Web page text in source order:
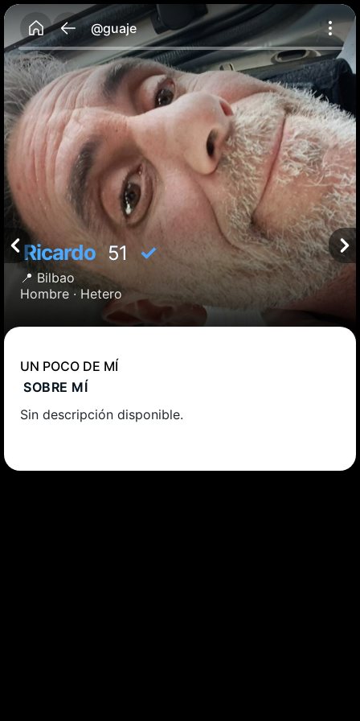
@guaje
Ricardo51 ✓
📍 Bilbao
Hombre · Hetero
UN POCO DE MÍ
SOBRE MÍ
Sin descripción disponible.